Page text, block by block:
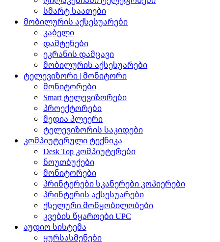
სმარტ საათები
მობილურის აქსესუარები
კაბელი
დამტენები
ეკრანის დამცავი
მობილურის აქსესუარები
ტელევიზორი | მონიტორი
მონიტორები
Smart ტელევიზორები
პროექტორები
მედია პლეერი
ტელევიზორის საკიდები
კომპიუტერული ტექნიკა
Desk Top კომპიუტერები
ნოუთბუქები
მონიტორები
პრინტერები სკანერები კოპიერები
პრინტერის აქსესუარები
ქსელური მოწყობილობები
კვების წყაროები UPC
აუდიო სისტემა
ყურსასმენები